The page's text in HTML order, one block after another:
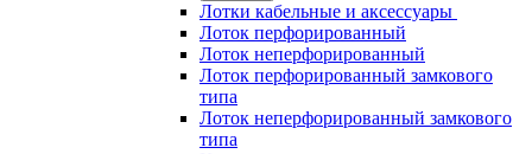
Лотки кабельные и аксессуары
Лоток перфорированный
Лоток неперфорированный
Лоток перфорированный замкового
типа
Лоток неперфорированный замкового
типа